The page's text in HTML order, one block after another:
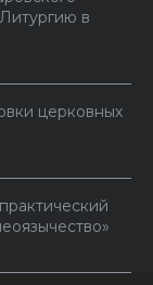
в
церковных